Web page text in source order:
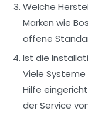
Welche
Marken wie
offene
Ist die
Viele
Hilfe
der Service